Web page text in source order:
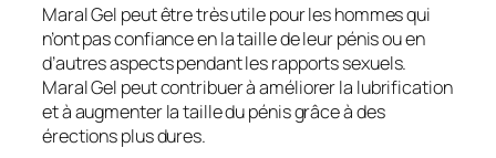
Maral Gel peut être très utile pour les hommes qui
n’ont pas confiance en la taille de leur pénis ou en
d’autres aspects pendant les rapports sexuels.
Maral Gel peut contribuer à améliorer la lubrification
et à augmenter la taille du pénis grâce à des
érections plus dures.